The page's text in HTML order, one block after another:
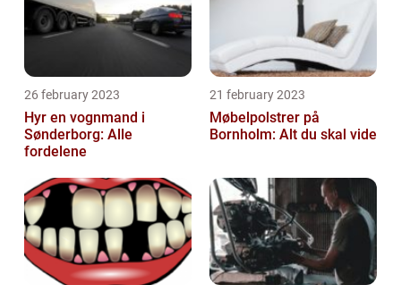
26 february 2023
Hyr en vognmand i
Sønderborg: Alle
fordelene
21 february 2023
Møbelpolstrer på
Bornholm: Alt du skal vide